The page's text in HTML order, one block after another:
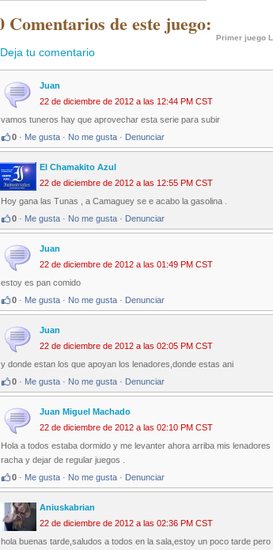
Comentarios de este juego:
Primer juego
Deja tu comentario
Juan
22 de diciembre de 2012 a las 12:44 PM CST
vamos tuneros hay que aprovechar esta serie para subir
0 · Me gusta · No me gusta · Denunciar
El Chamakito Azul
22 de diciembre de 2012 a las 12:55 PM CST
Hoy gana las Tunas , a Camaguey se e acabo la gasolina .
0 · Me gusta · No me gusta · Denunciar
Juan
22 de diciembre de 2012 a las 01:49 PM CST
estoy es pan comido
0 · Me gusta · No me gusta · Denunciar
Juan
22 de diciembre de 2012 a las 02:05 PM CST
y donde estan los que apoyan los lenadores,donde estas ani
0 · Me gusta · No me gusta · Denunciar
Juan Miguel Machado
22 de diciembre de 2012 a las 02:10 PM CST
Hola a todos estaba dormido y me levanter ahora arriba mis
racha y dejar de regular juegos .
0 · Me gusta · No me gusta · Denunciar
Aniuskabrian
22 de diciembre de 2012 a las 02:36 PM CST
hola buenas tarde,saludos a todos en la sala,estoy un poco tarde